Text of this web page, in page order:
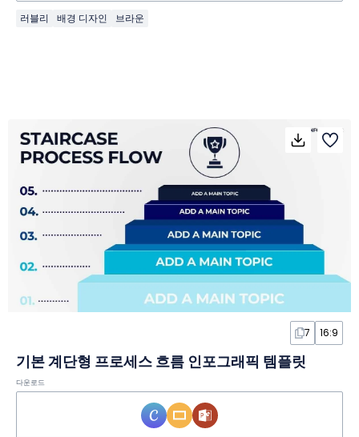
러블리 배경 디자인 브라운
7 16:9
기본 계단형 프로세스 흐름 인포그래픽 템플릿
다운로드